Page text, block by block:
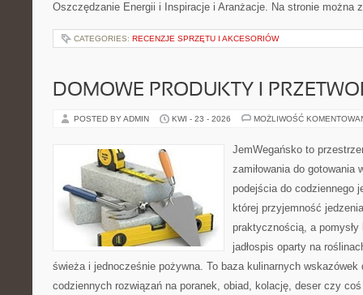
Oszczędzanie Energii i Inspiracje i Aranżacje. Na stronie można
CATEGORIES: RECENZJE SPRZĘTU I AKCESORIÓW
DOMOWE PRODUKTY I
POSTED BY ADMIN KWI - 23 - 2026 MOŻLIWOŚĆ
JemWegańsko to
zamiłowania do gotowania
podejścia do codziennego
której przyjemność
praktycznością, a
jadłospis oparty na
świeża i jednocześnie pożywna. To baza kulinarnych
codziennych rozwiązań na poranek, obiad, kolację, deser czy